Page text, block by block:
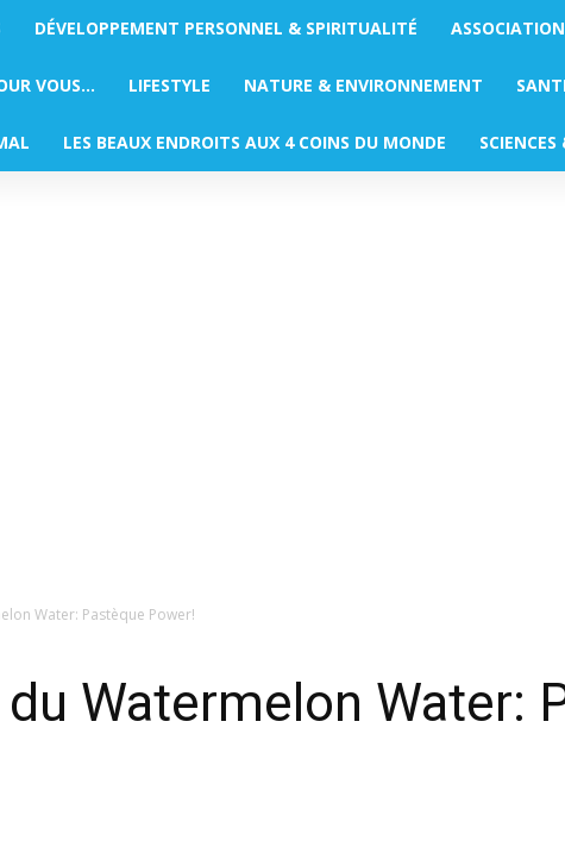
DÉVELOPPEMENT PERSONNEL & SPIRITUALITÉ
VOUS… LIFESTYLE NATURE & ENVIRONNEMENT
LES BEAUX ENDROITS AUX 4 COINS DU MONDE
Water: Pastèque Power!
Watermelon Water: